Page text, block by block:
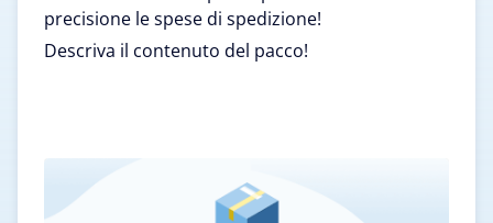
precisione le spese di spedizione!
Descriva il contenuto del pacco!